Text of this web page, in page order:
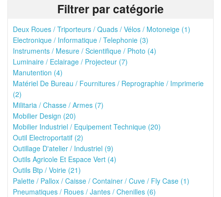
Filtrer par catégorie
Deux Roues / Triporteurs / Quads / Vélos / Motoneige (1)
Electronique / Informatique / Telephonie (3)
Instruments / Mesure / Scientifique / Photo (4)
Luminaire / Eclairage / Projecteur (7)
Manutention (4)
Matériel De Bureau / Fournitures / Reprographie / Imprimerie
(2)
Militaria / Chasse / Armes (7)
Mobilier Design (20)
Mobilier Industriel / Equipement Technique (20)
Outil Electroportatif (2)
Outillage D'atelier / Industriel (9)
Outils Agricole Et Espace Vert (4)
Outils Btp / Voirie (21)
Palette / Pallox / Caisse / Container / Cuve / Fly Case (1)
Pneumatiques / Roues / Jantes / Chenilles (6)